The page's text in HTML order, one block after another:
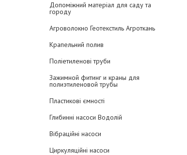
Допоміжний матеріал для саду та
городу
Агроволокно Геотекстиль Агроткань
Крапельний полив
Поліетиленові труби
Зажимной фитинг и краны для
полиэтиленовой трубы
Пластикові ємності
Глибинні насоси Водолій
Вібраційні насоси
Циркуляційні насоси